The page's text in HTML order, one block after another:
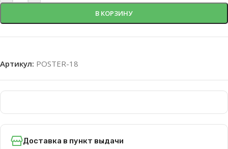
В КОРЗИНУ
Артикул: POSTER-18
Доставка в пункт выдачи